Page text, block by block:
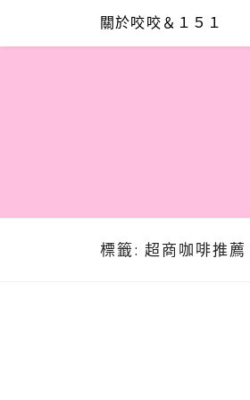
content
關於咬咬＆１５１
標籤: 超商咖啡推薦